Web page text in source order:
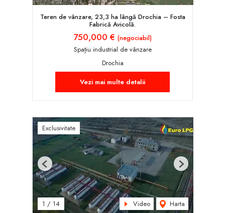
Teren de vânzare, 23,3 ha lângă Drochia – Fosta
Fabrică Avicolă.
750,000 € (negociabil)
Spațiu industrial de vânzare
Drochia
Vezi mai multe detalii
Exclusivitate
1 / 14 Video Harta
Previous Next